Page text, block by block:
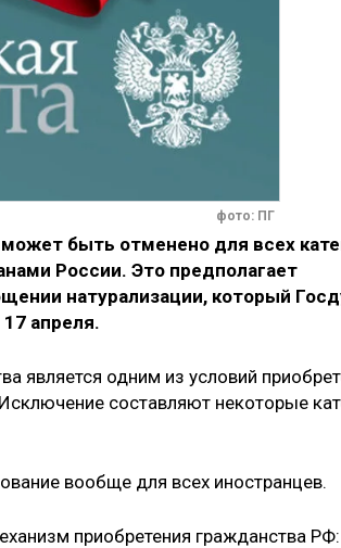
фото: ПГ
быть отменено для всех
России. Это предполагает
натурализации, который
апреля.
является одним из условий
составляют некоторые
вообще для всех иностранцев.
приобретения гражданства